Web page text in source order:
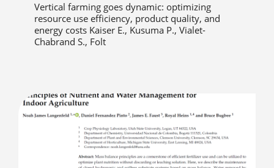
Vertical farming goes dynamic: optimizing
resource use efficiency, product quality, and
energy costs Kaiser E., Kusuma P., Vialet-
Chabrand S., Folt